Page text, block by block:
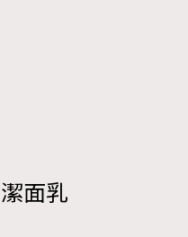
面乳